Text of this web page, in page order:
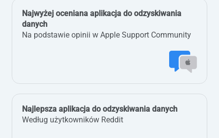
Najwyżej oceniana aplikacja do odzyskiwania
danych
Na podstawie opinii w Apple Support Community
Najlepsza aplikacja do odzyskiwania danych
Według użytkowników Reddit